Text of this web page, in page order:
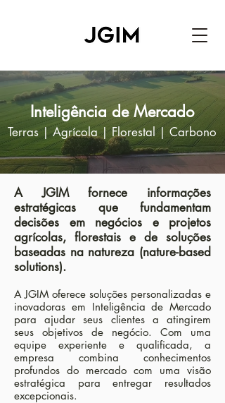
Inteligência de Mercado
Terras | Agrícola | Florestal | Carbono
A JGIM fornece informações
estratégicas que fundamentam
decisões em negócios e projetos
agrícolas, florestais e de soluções
baseadas na natureza (nature-based
solutions).
A JGIM oferece soluções personalizadas e
inovadoras em Inteligência de Mercado
para ajudar seus clientes a atingirem
seus objetivos de negócio. Com uma
equipe experiente e qualificada, a
empresa combina conhecimentos
profundos do mercado com uma visão
estratégica para entregar resultados
excepcionais.